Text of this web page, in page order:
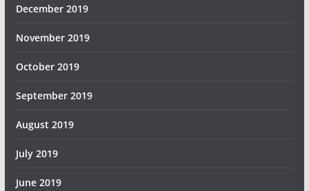
December 2019
November 2019
October 2019
September 2019
August 2019
July 2019
June 2019